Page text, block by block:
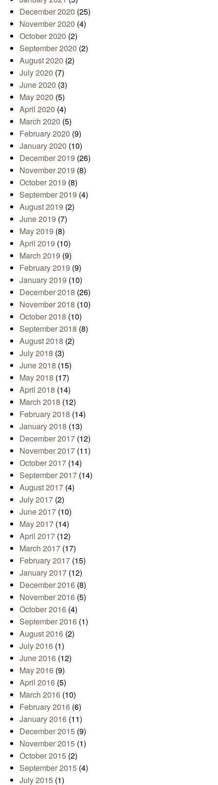
December 2020 (25)
November 2020 (4)
October 2020 (2)
September 2020 (2)
August 2020 (2)
July 2020 (7)
June 2020 (3)
May 2020 (5)
April 2020 (4)
March 2020 (5)
February 2020 (9)
January 2020 (10)
December 2019 (26)
November 2019 (8)
October 2019 (8)
September 2019 (4)
August 2019 (2)
June 2019 (7)
May 2019 (8)
April 2019 (10)
March 2019 (9)
February 2019 (9)
January 2019 (10)
December 2018 (26)
November 2018 (10)
October 2018 (10)
September 2018 (8)
August 2018 (2)
July 2018 (3)
June 2018 (15)
May 2018 (17)
April 2018 (14)
March 2018 (12)
February 2018 (14)
January 2018 (13)
December 2017 (12)
November 2017 (11)
October 2017 (14)
September 2017 (14)
August 2017 (4)
July 2017 (2)
June 2017 (10)
May 2017 (14)
April 2017 (12)
March 2017 (17)
February 2017 (15)
January 2017 (12)
December 2016 (8)
November 2016 (5)
October 2016 (4)
September 2016 (1)
August 2016 (2)
July 2016 (1)
June 2016 (12)
May 2016 (9)
April 2016 (5)
March 2016 (10)
February 2016 (6)
January 2016 (11)
December 2015 (9)
November 2015 (1)
October 2015 (2)
September 2015 (4)
July 2015 (1)